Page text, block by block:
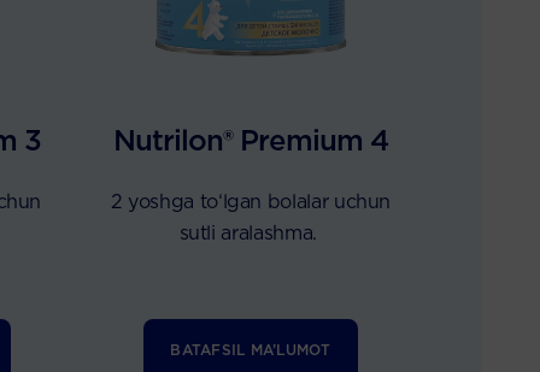
3 Nutrilon® Premium 4
2 yoshga to‘lgan bolalar uchun
sutli aralashma.
BATAFSIL MA’LUMOT